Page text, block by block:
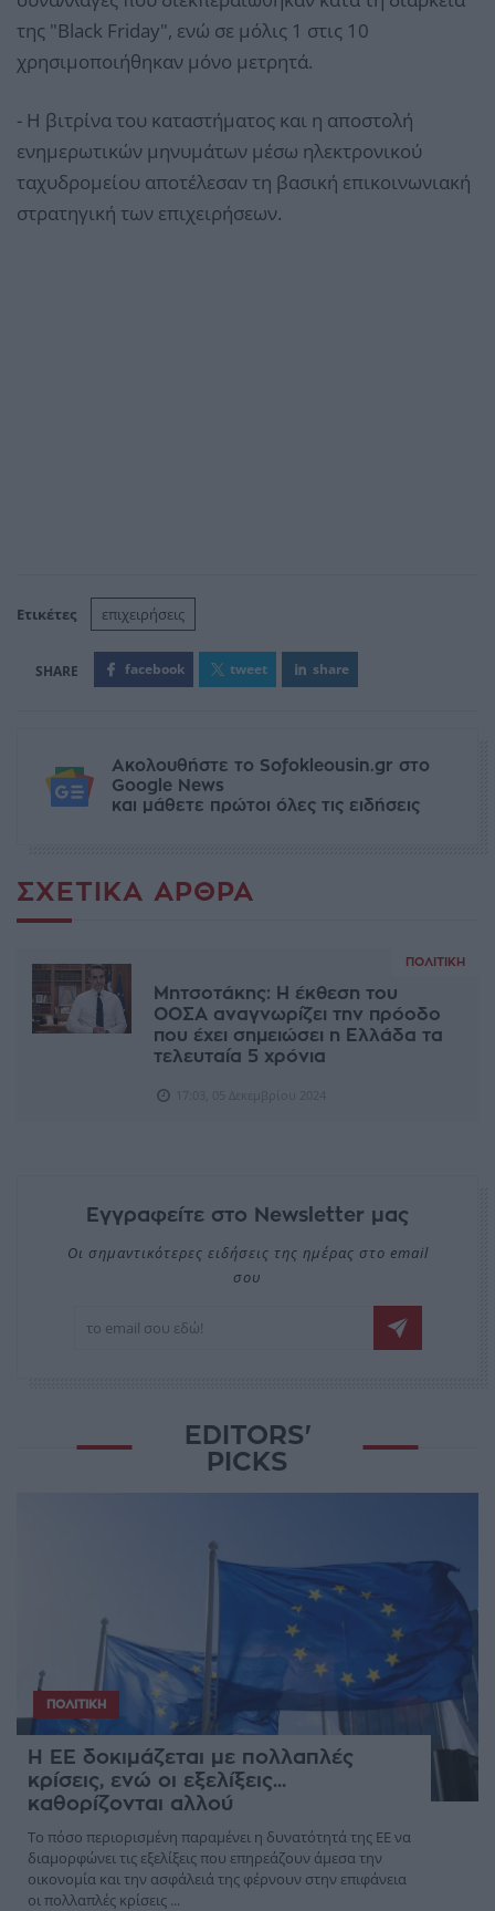
της "Black Friday", ενώ σε μόλις 1 στις 10
χρησιμοποιήθηκαν μόνο μετρητά.
- Η βιτρίνα του καταστήματος και η αποστολή
ενημερωτικών μηνυμάτων μέσω ηλεκτρονικού
ταχυδρομείου αποτέλεσαν τη βασική επικοινωνιακή
στρατηγική των επιχειρήσεων.
Ετικέτες επιχειρήσεις
facebook tweet share
Ακολουθήστε το Sofokleousin.gr στο
Google News
και μάθετε πρώτοι όλες τις ειδήσεις
ΣΧΕΤΙΚΆ ΆΡΘΡΑ
ΠΟΛΙΤΙΚΉ
Μητσοτάκης: H έκθεση του
ΟΟΣΑ αναγνωρίζει την πρόοδο
που έχει σημειώσει η Ελλάδα τα
τελευταία 5 χρόνια
Εγγραφείτε στο Newsletter μας
Οι σημαντικότερες ειδήσεις της ημέρας στο email
σου
EDITORS'
PICKS
ΠΟΛΙΤΙΚΉ
Η ΕΕ δοκιμάζεται με πολλαπλές
κρίσεις, ενώ οι εξελίξεις...
καθορίζονται αλλού
Το πόσο περιορισμένη παραμένει η δυνατότητά της ΕΕ να
διαμορφώνει τις εξελίξεις που επηρεάζουν άμεσα την
οικονομία και την ασφάλειά της φέρνουν στην επιφάνεια
οι πολλαπλές κρίσεις ...